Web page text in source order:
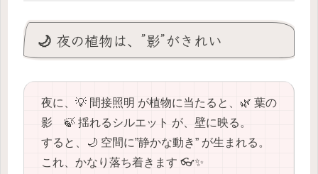
🌙 夜の植物は、”影”がきれい
夜に、💡 間接照明 が植物に当たると、🌿 葉の
影 🍃 揺れるシルエット が、壁に映る。
すると、🌙 空間に”静かな動き” が生まれる。
これ、かなり落ち着きます 👓✨